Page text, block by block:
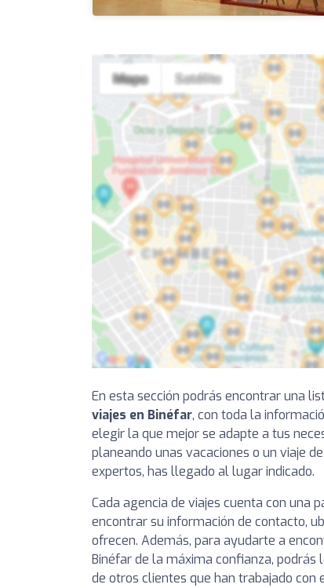
En esta sección podrás encontrar una
viajes en Binéfar, con toda la
elegir la que mejor se adapte a tus
planeando unas vacaciones o un viaje
expertos, has llegado al lugar indicado.
Cada agencia de viajes cuenta con una
encontrar su información de contacto,
ofrecen. Además, para ayudarte a
Binéfar de la máxima confianza, podrás
de otros clientes que han trabajado con